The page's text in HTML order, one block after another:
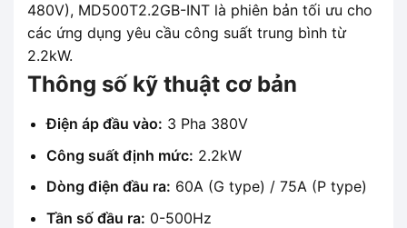
480V), MD500T2.2GB-INT là phiên bản tối ưu cho
các ứng dụng yêu cầu công suất trung bình từ
2.2kW.
Thông số kỹ thuật cơ bản
Điện áp đầu vào: 3 Pha 380V
Công suất định mức: 2.2kW
Dòng điện đầu ra: 60A (G type) / 75A (P type)
Tần số đầu ra: 0-500Hz